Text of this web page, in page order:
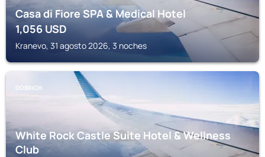
Casa di Fiore SPA & Medical Hotel
1,056USD
Kranevo, 31 agosto 2026, 3 noches
DOBRICH
White Rock Castle Suite Hotel & Wellness
Club